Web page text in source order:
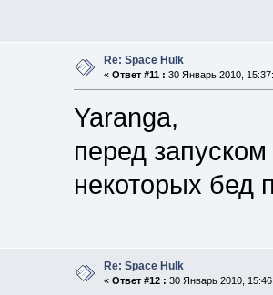
Re: Space Hulk
« Ответ #11 : 30 Январь 2010,
Yaranga,
перед
некоторых бед
Re: Space Hulk
« Ответ #12 : 30 Январь 2010,